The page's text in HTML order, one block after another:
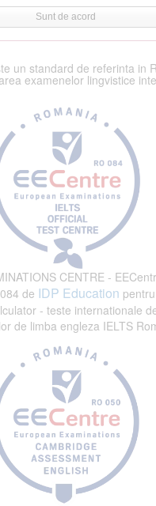
Sunt de acord
un standard de referinta in
examenelor lingvistice
CENTRE -
de IDP Education
- teste internationale
de limba engleza IELTS